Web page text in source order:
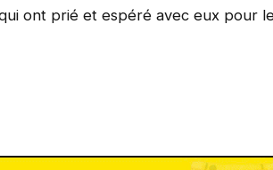
ont prié et espéré avec eux pour